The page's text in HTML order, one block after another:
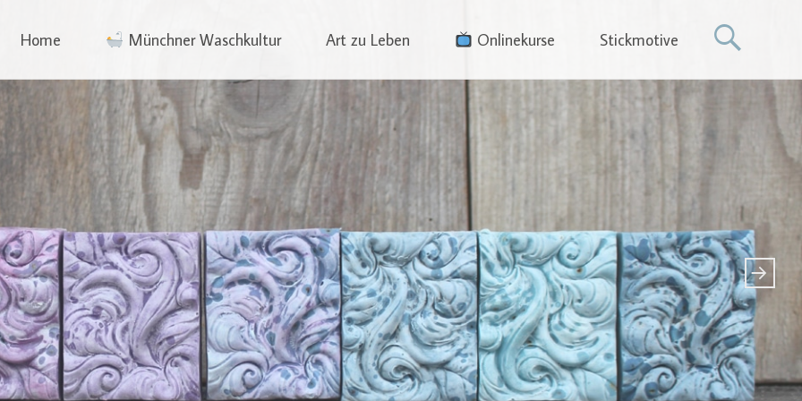
Wagner
to
Home Münchner Waschkultur Art zu Leben Onlinekurse Stickmotive